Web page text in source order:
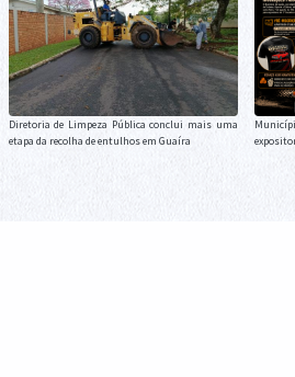
Diretoria de Limpeza Pública conclui mais uma
etapa da recolha de entulhos em Guaíra